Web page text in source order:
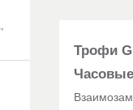
Трофи